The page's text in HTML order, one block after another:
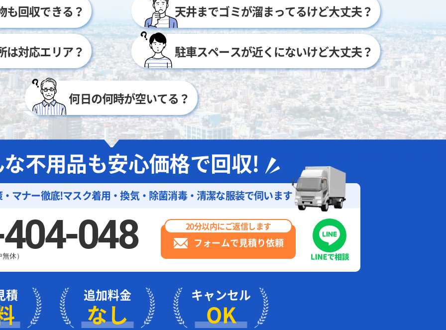
も回収できる？ 天井までゴミが溜まってるけど大丈夫？
は対応エリア？ 駐車スペースが近くにないけど大丈夫？
何日の何時が空いてる？
不用品も安心価格で回収!
マナー徹底!マスク着用・換気・除菌消毒・清潔な服装で伺います
048
休）
フォームで見積り依頼
20分以内にご返信します
積 追加料金
なし
キャンセル
OK